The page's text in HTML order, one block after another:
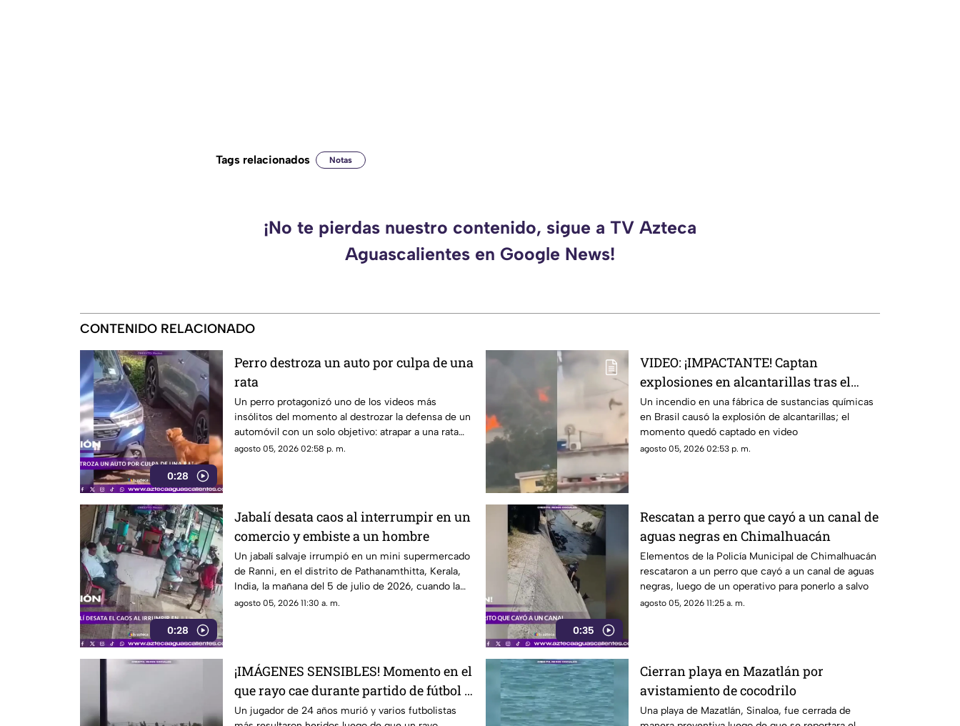
Tags relacionados Notas
¡No te pierdas nuestro contenido, sigue a TV Azteca
Aguascalientes en Google News!
CONTENIDO RELACIONADO
0:28
Perro destroza un auto por culpa de una
rata
Un perro protagonizó uno de los videos más
insólitos del momento al destrozar la defensa de un
automóvil con un solo objetivo: atrapar a una rata
que se había escondido dentro del vehículo
agosto 05, 2026 02:58 p. m.
VIDEO: ¡IMPACTANTE! Captan
explosiones en alcantarillas tras el
incendio en una fábrica
Un incendio en una fábrica de sustancias químicas
en Brasil causó la explosión de alcantarillas; el
momento quedó captado en video
agosto 05, 2026 02:53 p. m.
0:28
Jabalí desata caos al interrumpir en un
comercio y embiste a un hombre
Un jabalí salvaje irrumpió en un mini supermercado
de Ranni, en el distrito de Pathanamthitta, Kerala,
India, la mañana del 5 de julio de 2026, cuando la
propietaria apenas abría el negocio
agosto 05, 2026 11:30 a. m.
0:35
Rescatan a perro que cayó a un canal de
aguas negras en Chimalhuacán
Elementos de la Policía Municipal de Chimalhuacán
rescataron a un perro que cayó a un canal de aguas
negras, luego de un operativo para ponerlo a salvo
agosto 05, 2026 11:25 a. m.
¡IMÁGENES SENSIBLES! Momento en el
que rayo cae durante partido de fútbol y
mata a jugador
Un jugador de 24 años murió y varios futbolistas
Cierran playa en Mazatlán por
avistamiento de cocodrilo
Una playa de Mazatlán, Sinaloa, fue cerrada de